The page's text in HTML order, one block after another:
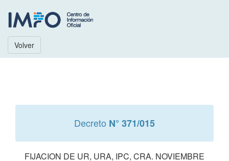
Volver
Decreto N° 371/015
FIJACION DE UR, URA, IPC, CRA. NOVIEMBRE